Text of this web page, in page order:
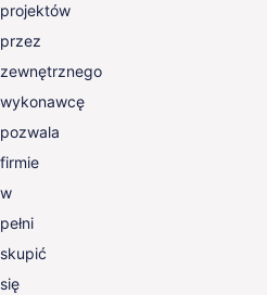
projektów
przez
zewnętrznego
wykonawcę
pozwala
firmie
w
pełni
skupić
się